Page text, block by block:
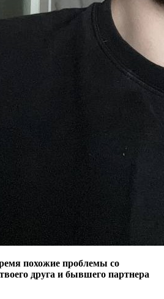
похожие проблемы со
друга и бывшего партнера